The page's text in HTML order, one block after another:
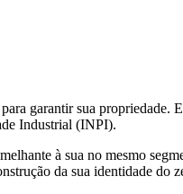
garantir sua propriedade.
Industrial (INPI).
à sua no mesmo
da sua identidade do